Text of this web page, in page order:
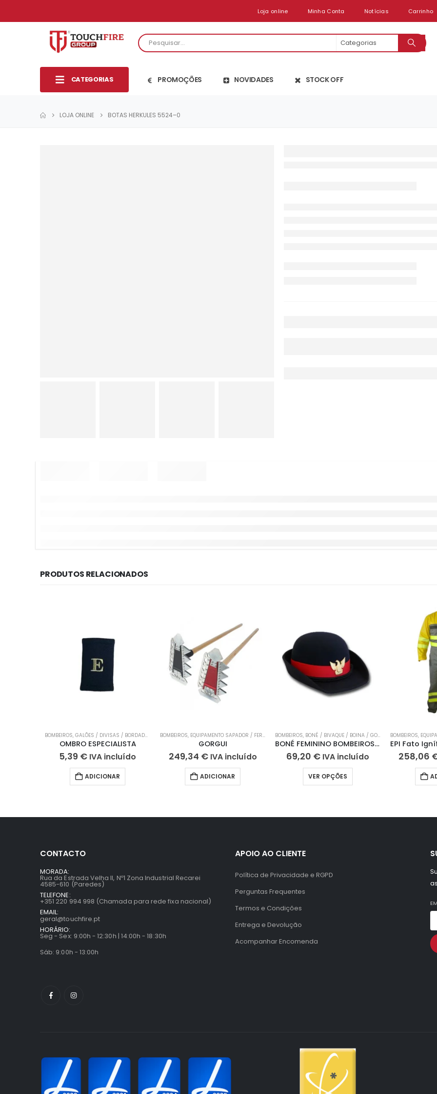
Loja online Minha Conta Notícias Carrinho
CATEGORIAS PROMOÇÕES NOVIDADES STOCK OFF
LOJA ONLINE BOTAS HERKULES 5524–0
PRODUTOS RELACIONADOS
BOMBEIROS, GALÕES / DIVISAS / BORDADOS
OMBRO ESPECIALISTA
5,39 € IVA incluído
ADICIONAR
BOMBEIROS, EQUIPAMENTO SAPADOR / FERRAMENTAS MANUAIS ,EQUIPAMENTOS COMBATE FOGOS ESPAÇOS
GORGUI
249,34 € IVA incluído
ADICIONAR
BOMBEIROS, BONÉ / BIVAQUE / BOINA / GORRO FARDA DE GALA
BONÉ FEMININO BOMBEIROS DE 1ª CLASSE
69,20 € IVA incluído
VER OPÇÕES
BOMBEIROS,
258,06
CONTACTO
MORADA:
Rua da Estrada Velha II, Nº1 Zona Industrial Recarei
4585-610 (Paredes)
TELEFONE:
+351 220 994 998 (Chamada para rede fixa nacional)
EMAIL:
geral@touchfire.pt
HORÁRIO:
Seg - Sex: 9:00h - 12:30h | 14:00h - 18:30h
Sáb: 9:00h - 13:00h
APOIO AO CLIENTE
Política de Privacidade e RGPD
Perguntas Frequentes
Termos e Condições
Entrega e Devolução
Acompanhar Encomenda